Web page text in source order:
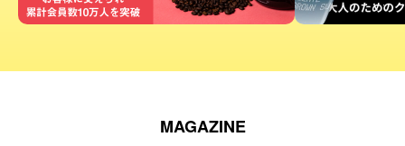
MAGAZINE